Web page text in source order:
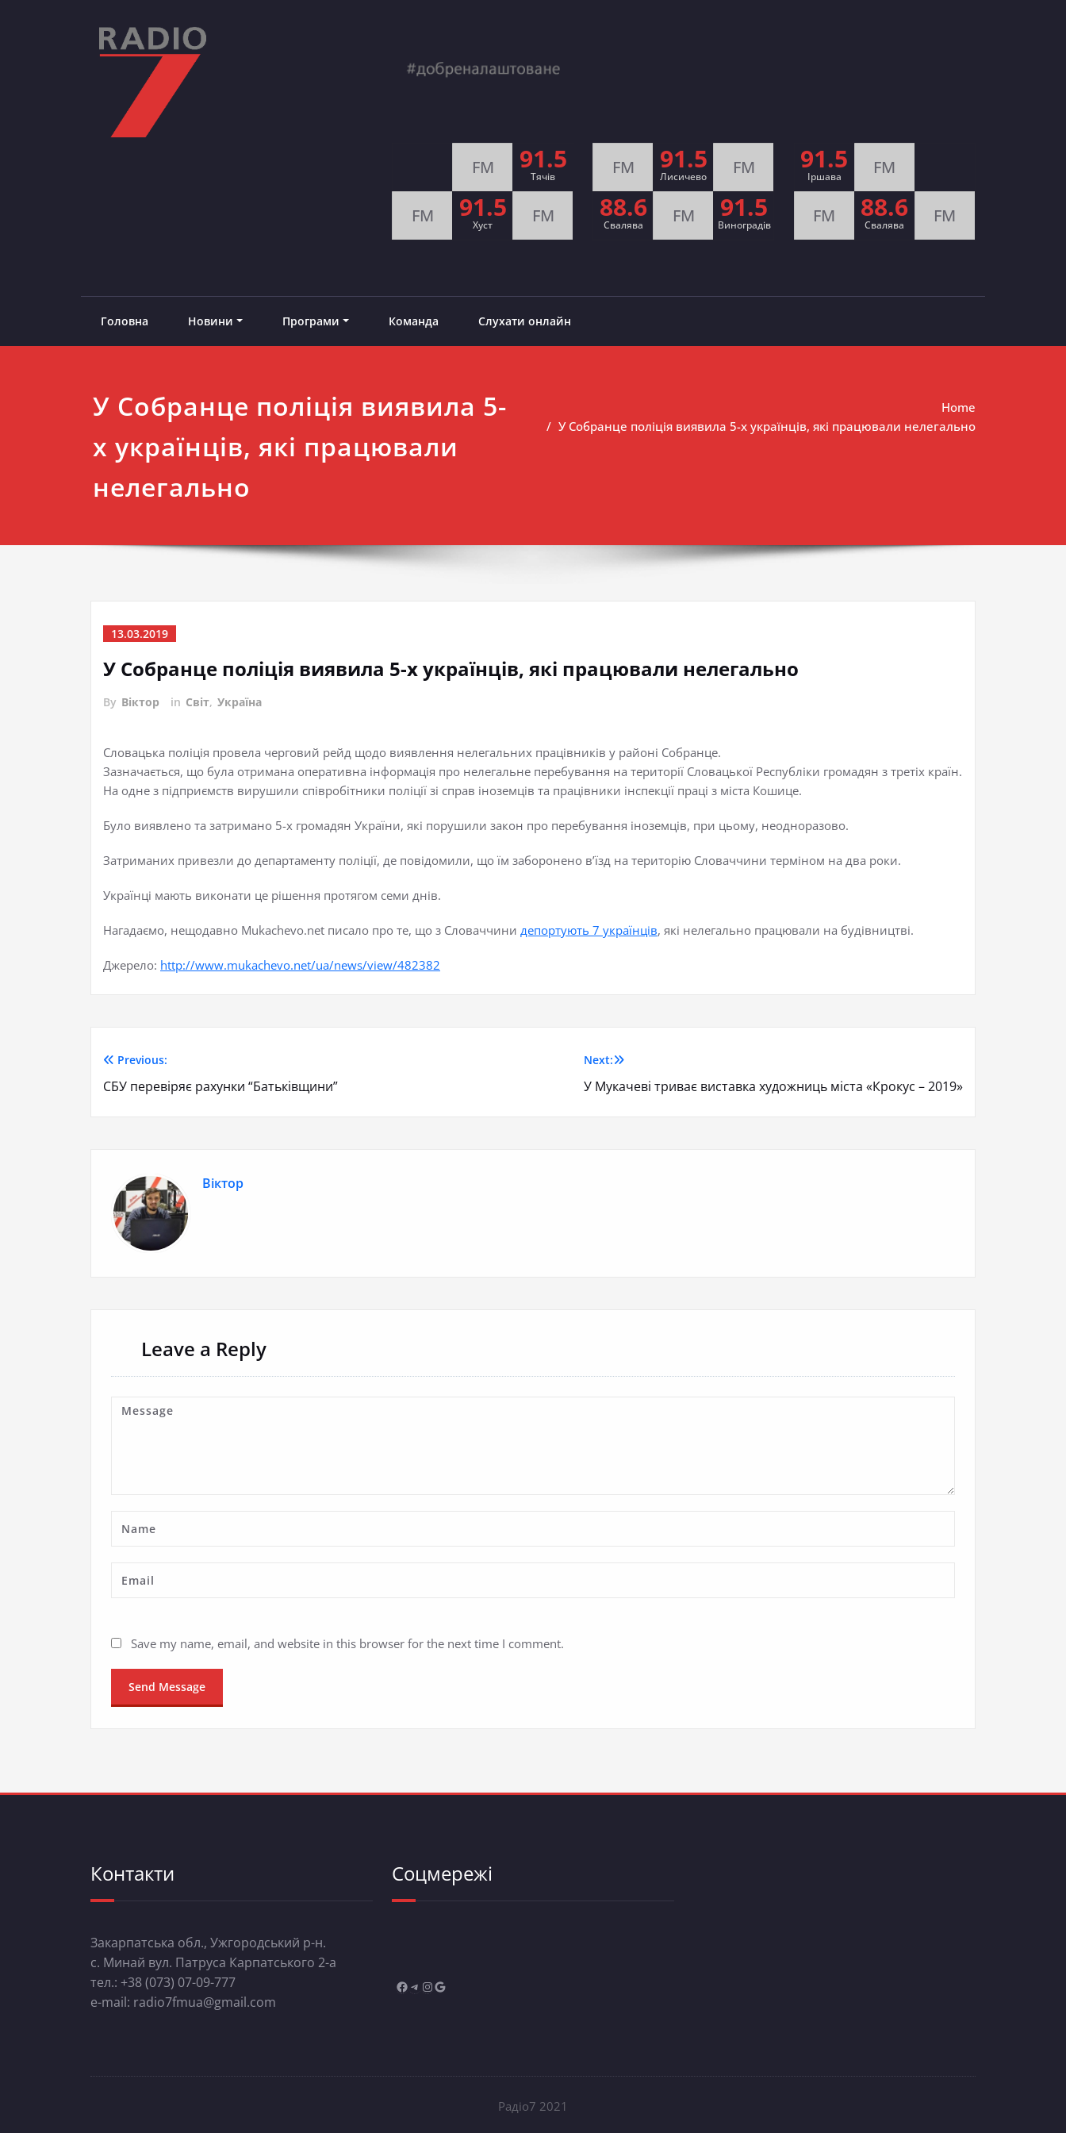
FM 91.5
Тячів
FM 91.5
Хуст FM
FM 91.5
Лисичево FM
88.6
Свалява FM 91.5
Виноградів
91.5
Іршава FM
FM 88.6
Cвалява FM
Головна Новини Програми Команда Слухати онлайн
У Собранце поліція виявила 5-
х українців, які працювали
нелегально
Home
У Собранце поліція виявила 5-х українців, які працювали нелегально
13.03.2019
У Собранце поліція виявила 5-х українців, які працювали нелегально
By Віктор in Світ, Україна
Словацька поліція провела черговий рейд щодо виявлення нелегальних працівників у районі Собранце.
Зазначається, що була отримана оперативна інформація про нелегальне перебування на території Словацької Республіки громадян з третіх країн.
На одне з підприємств вирушили співробітники поліції зі справ іноземців та працівники інспекції праці з міста Кошице.
Було виявлено та затримано 5-х громадян України, які порушили закон про перебування іноземців, при цьому, неодноразово.
Затриманих привезли до департаменту поліції, де повідомили, що їм заборонено в’їзд на територію Словаччини терміном на два роки.
Українці мають виконати це рішення протягом семи днів.
Нагадаємо, нещодавно Mukachevo.net писало про те, що з Словаччини депортують 7 українців, які нелегально працювали на будівництві.
Джерело: http://www.mukachevo.net/ua/news/view/482382
Previous:
СБУ перевіряє рахунки “Батьківщини”
Next:
У Мукачеві триває виставка художниць міста «Крокус – 2019»
Віктор
Leave a Reply
Save my name, email, and website in this browser for the next time I comment.
Контакти
Закарпатська обл., Ужгородський р-н.
с. Минай вул. Патруса Карпатського 2-а
тел.: +38 (073) 07-09-777
e-mail: radio7fmua@gmail.com
Соцмережі
Радіо7 2021